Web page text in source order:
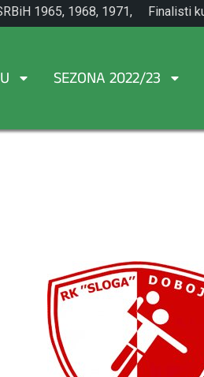
1965, 1968, 1971,
Finalisti
1965.
SEZONA 2022/23